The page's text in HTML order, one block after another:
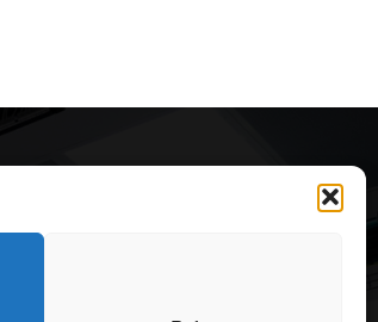
Cele mai impresionante cabane